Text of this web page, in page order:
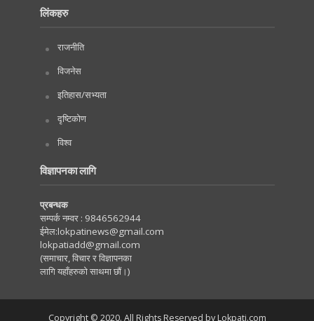
लिंकहरु
राजनीति
विजनेस
इतिहास/सभ्यता
दृष्टिकोण
विश्व
विज्ञापनका लागि
प्रबन्धक
सम्पर्क नम्वर : 9846562944
ईमेल:lokpatinews@gmail.com
lokpatiadd@gmail.com
(समाचार, विचार र विज्ञापनका
लागि यहाँहरुको साथमा छौं।)
Copyright © 2020. All Rights Reserved by Lokpati.com